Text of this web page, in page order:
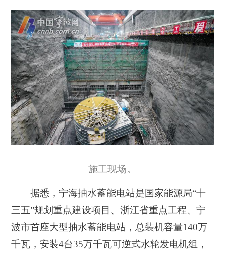
施工现场。
据悉，宁海抽水蓄能电站是国家能源局“十
三五”规划重点建设项目、浙江省重点工程、宁
波市首座大型抽水蓄能电站，总装机容量140万
千瓦，安装4台35万千瓦可逆式水轮发电机组，